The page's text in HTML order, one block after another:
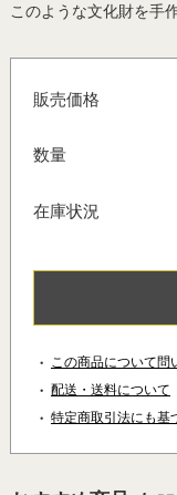
このような文化財を手
販売価格
数量
在庫状況
この商品について問
配送・送料について
特定商取引法にも基